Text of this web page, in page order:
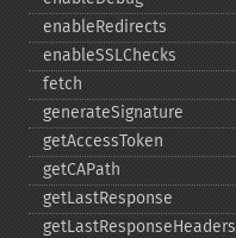
enableRedirects
enableSSLChecks
fetch
generateSignature
getAccessToken
getCAPath
getLastResponse
getLastResponseHeaders